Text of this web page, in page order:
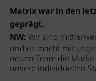
Matrix war in den
geprägt.
NW: Wir sind
und es macht mir
neuen Team die
unsere individuellen